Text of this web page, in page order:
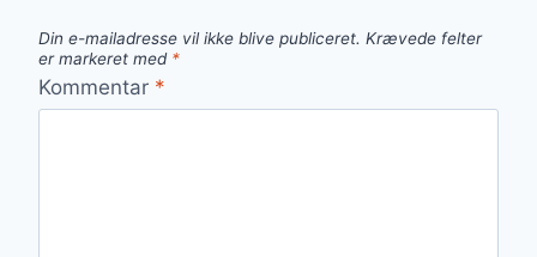
Din e-mailadresse vil ikke blive publiceret. Krævede felter
er markeret med *
Kommentar *